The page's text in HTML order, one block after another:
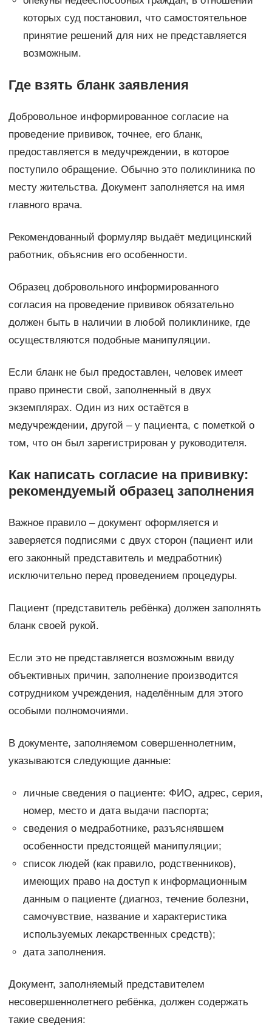
которых суд постановил, что самостоятельное
принятие решений для них не представляется
возможным.
Где взять бланк заявления
Добровольное информированное согласие на
проведение прививок, точнее, его бланк,
предоставляется в медучреждении, в которое
поступило обращение. Обычно это поликлиника по
месту жительства. Документ заполняется на имя
главного врача.
Рекомендованный формуляр выдаёт медицинский
работник, объяснив его особенности.
Образец добровольного информированного
согласия на проведение прививок обязательно
должен быть в наличии в любой поликлинике, где
осуществляются подобные манипуляции.
Если бланк не был предоставлен, человек имеет
право принести свой, заполненный в двух
экземплярах. Один из них остаётся в
медучреждении, другой – у пациента, с пометкой о
том, что он был зарегистрирован у руководителя.
Как написать согласие на прививку:
рекомендуемый образец заполнения
Важное правило – документ оформляется и
заверяется подписями с двух сторон (пациент или
его законный представитель и медработник)
исключительно перед проведением процедуры.
Пациент (представитель ребёнка) должен заполнять
бланк своей рукой.
Если это не представляется возможным ввиду
объективных причин, заполнение производится
сотрудником учреждения, наделённым для этого
особыми полномочиями.
В документе, заполняемом совершеннолетним,
указываются следующие данные:
личные сведения о пациенте: ФИО, адрес, серия,
номер, место и дата выдачи паспорта;
сведения о медработнике, разъяснявшем
особенности предстоящей манипуляции;
список людей (как правило, родственников),
имеющих право на доступ к информационным
данным о пациенте (диагноз, течение болезни,
самочувствие, название и характеристика
используемых лекарственных средств);
дата заполнения.
Документ, заполняемый представителем
несовершеннолетнего ребёнка, должен содержать
такие сведения: